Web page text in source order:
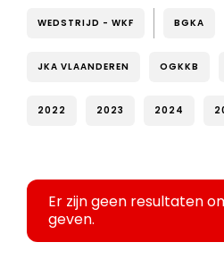
WEDSTRIJD - WKF BGKA
JKA VLAANDEREN OGKKB
2022 2023 2024
Er zijn geen resultaten
geven.